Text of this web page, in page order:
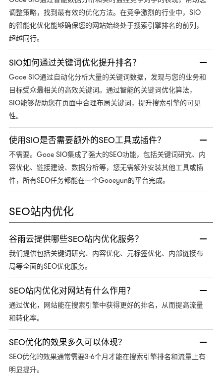
调整策略，找到最有效的优化方法。在竞争激烈的行业中，SIO
的智能化优化能够确保您的网站始终处于搜索引擎排名的前列，
超越同行。
SIO如何通过关键词优化提升排名？
Gooe SIO通过自动化分析大量的关键词数据，发现与您的业务和
目标受众最相关的高效关键词。通过智能的关键词优化算法，
SIO能够帮助您在页面中合理布局关键词，提升搜索引擎的可见
性。
使用SIO是否需要额外的SEO工具或插件？
不需要。Gooe SIO集成了强大的SEO功能，包括关键词研究、内
容优化、链接建设、数据分析等，您无需额外安装其他工具或插
件，所有SEO任务都能在一个Gooeyun的平台完成。
SEO站内优化
谷雨云提供哪些SEO站内优化服务？
我们提供包括关键词研究、内容优化、元标签优化、内部链接布
局等全面的SEO优化服务。
SEO站内优化对网站有什么作用？
通过优化，网站能在搜索引擎中获得更好的排名，从而提高流量
和转化率。
SEO优化的效果多久可以体现？
SEO优化的效果通常需要3-6个月才能在搜索引擎排名和流量上有
明显提升。